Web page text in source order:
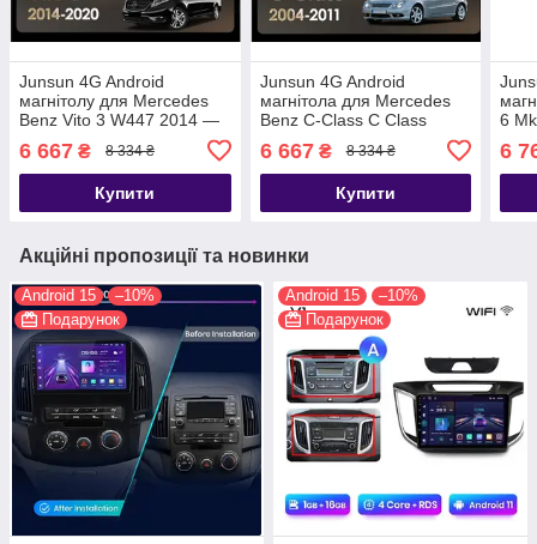
Junsun 4G Android
магнітолу для Mercedes
Benz Vito 3 W447 2014 —
6 667 ₴ 8 334 ₴
Купити
Junsun 4G Android
магнітола для Mercedes
Benz C-Class C Class
CL203 C209 A209 2004 -
2011
6 667₴ 8 334 ₴
Купити
6
6
Акційні пропозиції та новинки
Android 15
–10%
Подарунок
Android 15
–10%
Подарунок